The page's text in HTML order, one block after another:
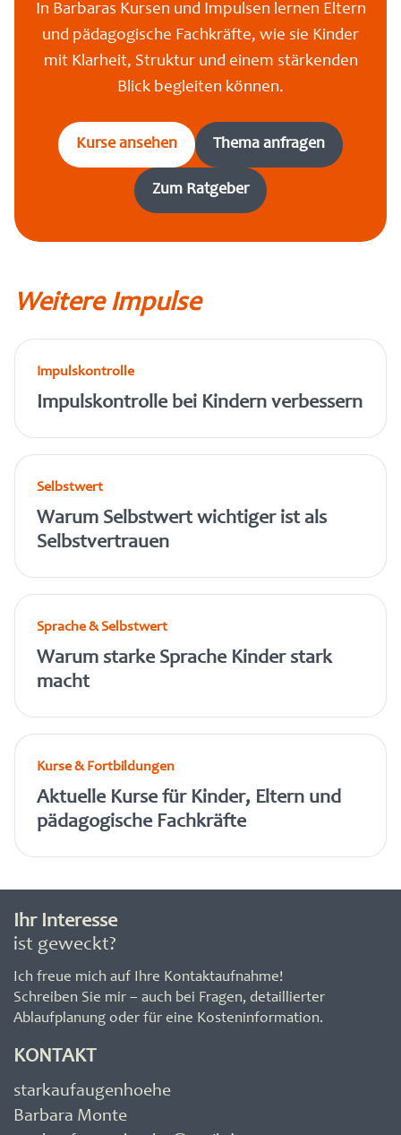
In Barbaras Kursen und Impulsen lernen Eltern
und pädagogische Fachkräfte, wie sie Kinder
mit Klarheit, Struktur und einem stärkenden
Blick begleiten können.
Kurse ansehen Thema anfragen
Zum Ratgeber
Weitere Impulse
Impulskontrolle
Impulskontrolle bei Kindern verbessern
Selbstwert
Warum Selbstwert wichtiger ist als
Selbstvertrauen
Sprache & Selbstwert
Warum starke Sprache Kinder stark
macht
Kurse & Fortbildungen
Aktuelle Kurse für Kinder, Eltern und
pädagogische Fachkräfte
Ihr Interesse
ist geweckt?
Ich freue mich auf Ihre Kontaktaufnahme!
Schreiben Sie mir – auch bei Fragen, detaillierter
Ablaufplanung oder für eine Kosteninformation.
KONTAKT
starkaufaugenhoehe
Barbara Monte